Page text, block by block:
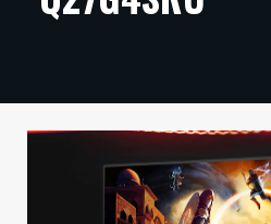
ARTIKKELIT
TECHBBS